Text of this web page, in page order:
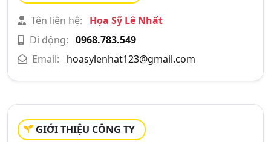
Tên liên hệ:
Họa Sỹ Lê Nhất
Di động: 0968.783.549
Email:
hoasylenhat123@gmail.com
GIỚI THIỆU CÔNG TY